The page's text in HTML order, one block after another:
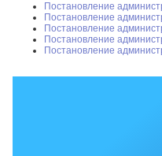
Постановление
Постановление
Постановление
Постановление
Постановление